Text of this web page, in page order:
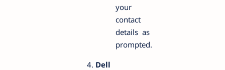
your
contact
details as
prompted.
Dell